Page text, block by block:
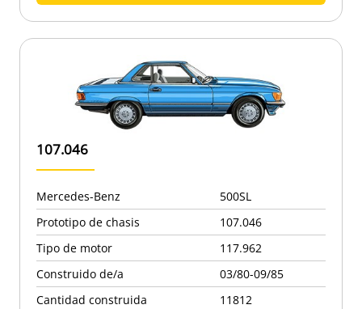
107.046
Mercedes-Benz
500SL
Prototipo de chasis
107.046
Tipo de motor
117.962
Construido de/a
03/80-09/85
Cantidad construida
11812